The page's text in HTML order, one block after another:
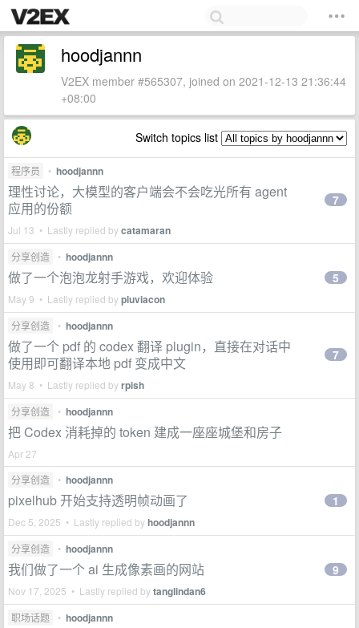
hoodjannn
V2EX member #565307, joined on 2021-12-13 21:36:44
+08:00
Switch topics list
程序员 • hoodjannn
理性讨论，大模型的客户端会不会吃光所有 agent
应用的份额
Jul 13 • Lastly replied bycatamaran
7
分享创造 • hoodjannn
做了一个泡泡龙射手游戏，欢迎体验
May 9 • Lastly replied bypluviacon
5
分享创造 • hoodjannn
做了一个 pdf 的 codex 翻译 plugin，直接在对话中
使用即可翻译本地 pdf 变成中文
May 8 • Lastly replied byrpish
7
分享创造 • hoodjannn
把 Codex 消耗掉的 token 建成一座座城堡和房子
Apr 27
分享创造
• hoodjannn
pixelhub 开始支持透明帧动画了
Dec 5, 2025 • Lastly replied byhoodjannn
1
分享创造 • hoodjannn
我们做了一个 ai 生成像素画的网站
Nov 17, 2025 • Lastly replied bytanglindan6
9
职场话题 • hoodjannn